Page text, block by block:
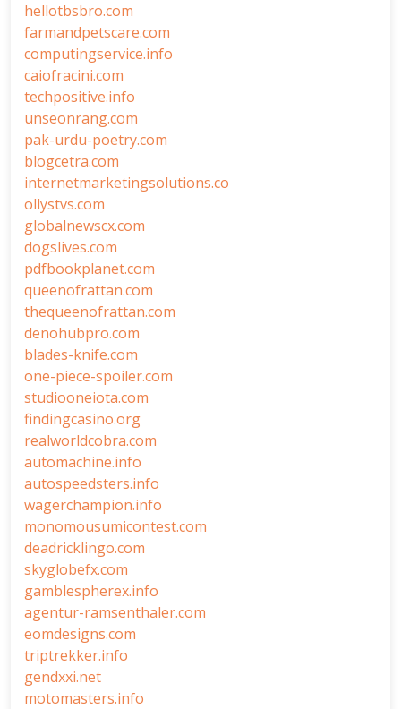
hellotbsbro.com
farmandpetscare.com
computingservice.info
caiofracini.com
techpositive.info
unseonrang.com
pak-urdu-poetry.com
blogcetra.com
internetmarketingsolutions.co
ollystvs.com
globalnewscx.com
dogslives.com
pdfbookplanet.com
queenofrattan.com
thequeenofrattan.com
denohubpro.com
blades-knife.com
one-piece-spoiler.com
studiooneiota.com
findingcasino.org
realworldcobra.com
automachine.info
autospeedsters.info
wagerchampion.info
monomousumicontest.com
deadricklingo.com
skyglobefx.com
gamblespherex.info
agentur-ramsenthaler.com
eomdesigns.com
triptrekker.info
gendxxi.net
motomasters.info